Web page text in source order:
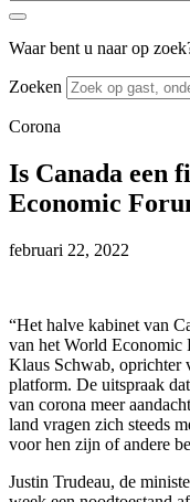
Waar bent u naar op
Zoeken
Corona
Is Canada een
Economic
februari 22, 2022
“Het halve kabinet van
van het World Economic
Klaus Schwab, oprichter
platform. De uitspraak
van corona meer
land vragen zich steeds
voor hen zijn of andere
Justin Trudeau, de